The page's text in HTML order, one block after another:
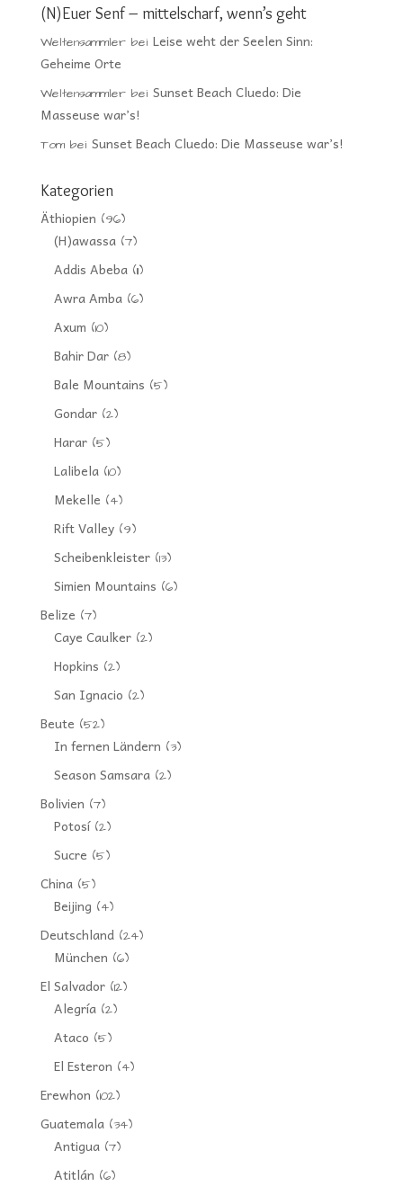
(N)Euer Senf – mittelscharf, wenn’s geht
Weltensammlerbei Leise weht der Seelen Sinn:
Geheime Orte
Weltensammlerbei Sunset Beach Cluedo: Die
Masseuse war’s!
Tombei Sunset Beach Cluedo: Die Masseuse war’s!
Kategorien
Äthiopien (96)
(H)awassa(7)
Addis Abeba(11)
Awra Amba(6)
Axum (10)
Bahir Dar(8)
Bale Mountains (5)
Gondar(2)
Harar(5)
Lalibela(10)
Mekelle (4)
Rift Valley(9)
Scheibenkleister(13)
Simien Mountains (6)
Belize (7)
Caye Caulker(2)
Hopkins (2)
San Ignacio (2)
Beute (52)
In fernen Ländern (3)
Season Samsara(2)
Bolivien (7)
Potosí(2)
Sucre (5)
China(5)
Beijing (4)
Deutschland(24)
München (6)
El Salvador(12)
Alegría(2)
Ataco (5)
El Esteron (4)
Erewhon (102)
Guatemala(34)
Antigua(7)
Atitlán (6)